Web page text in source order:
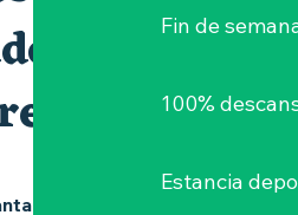
Fin de
100%
Estancia
de